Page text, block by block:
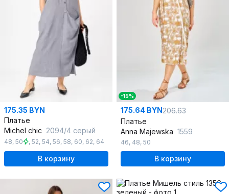
175.35 BYN
Платье
Michel chic 2094/4 серый
48, 50 , 52, 54, 56, 58, 60, 62, 64
В корзину
-15%
175.64 BYN206.63
Платье
Anna Majewska 1559
46, 48, 50
В корзину